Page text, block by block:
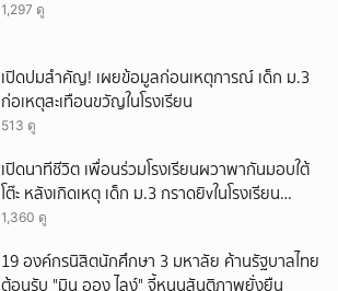
1,297 ดู
เปิดปมสำคัญ! เผยข้อมูลก่อนเหตุการณ์ เด็ก ม.3
ก่อเหตุสะเทือนขวัญในโรงเรียน
513 ดู
เปิดนาทีชีวิต เพื่อนร่วมโรงเรียนผวาพากันมอบใต้
โต๊ะ หลังเกิดเหตุ เด็ก ม.3 กราดยิvในโรงเรียน
เทพศิรินทร์นนท์ แบบไม่เลือกหน้า เสียงปืนดังสนั่น
1,360 ดู
19 องค์กรนิสิตนักศึกษา 3 มหาลัย ค้านรัฐบาลไทย
ต้อนรับ "มิน ออง ไลง์" จี้หนุนสันติภาพยั่งยืน